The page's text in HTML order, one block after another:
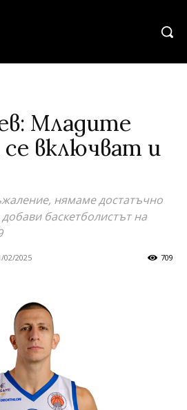
Младите
включват и
нямаме достатъчно
баскетболистът на
02/2025 709